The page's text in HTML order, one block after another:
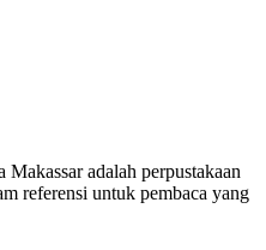
adalah perpustakaan
referensi untuk pembaca yang